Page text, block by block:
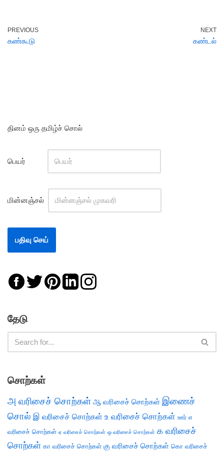
PREVIOUS
கண்கூடு
NEXT
கண்டல்
தினம் ஒரு தமிழ்ச் சொல்
பெயர்
மின்னஞ்சல்
தேடு
சொற்கள்
அ வரிசைச் சொற்கள் ஆ வரிசைச் சொற்கள் இணைச்
சொல் இ வரிசைச் சொற்கள் உ வரிசைச் சொற்கள் ஊர் எ
வரிசைச் சொற்கள் ஏ வரிசைச் சொற்கள் ஒ வரிசைச் சொற்கள் க வரிசைச்
சொற்கள் கா வரிசைச் சொற்கள் கு வரிசைச் சொற்கள் கொ வரிசைச்